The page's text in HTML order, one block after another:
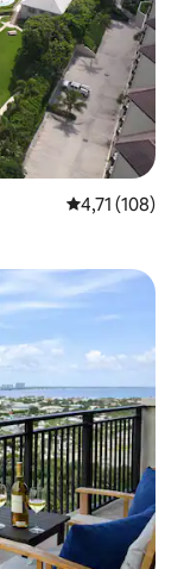
4,71 de uma
4,71 (108)